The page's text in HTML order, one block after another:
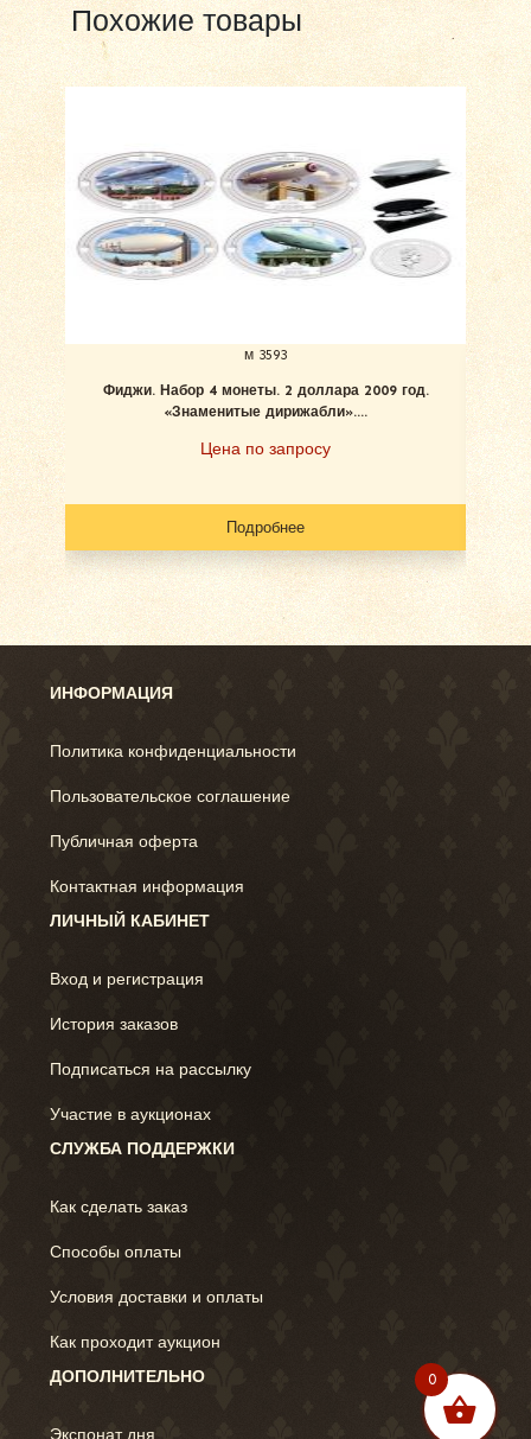
Похожие товары
м 3593
Фиджи. Набор 4 монеты. 2 доллара 2009 год.
«Знаменитые дирижабли»....
Цена по запросу
Подробнее
ИНФОРМАЦИЯ
Политика конфиденциальности
Пользовательское соглашение
Публичная оферта
Контактная информация
ЛИЧНЫЙ КАБИНЕТ
Вход и регистрация
История заказов
Подписаться на рассылку
Участие в аукционах
СЛУЖБА ПОДДЕРЖКИ
Как сделать заказ
Способы оплаты
Условия доставки и оплаты
Как проходит аукцион
ДОПОЛНИТЕЛЬНО
Экспонат дня
0